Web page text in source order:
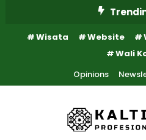
ContentWisata Website
Wali
Opinions